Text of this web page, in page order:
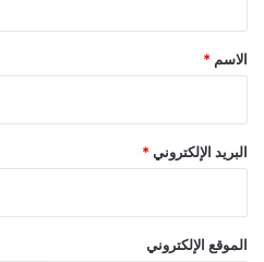
*
الاسم *
البريد الإلكتروني *
الموقع الإلكتروني